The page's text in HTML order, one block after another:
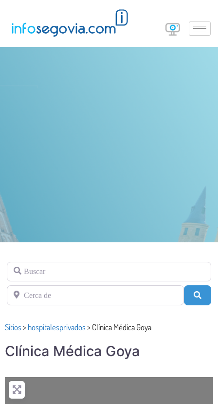
Buscar
Cerca de
Sitios >hospitalesprivados >Clínica Médica Goya
Clínica Médica Goya